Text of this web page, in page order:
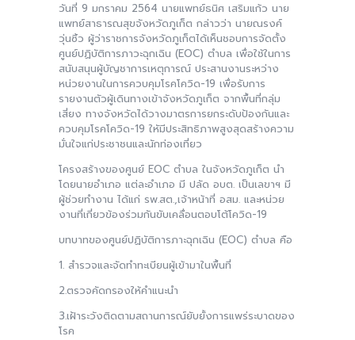
วันที่ 9 มกราคม 2564 นายแพทย์ธนิศ เสริมแก้ว นาย
แพทย์สาธารณสุขจังหวัดภูเก็ต กล่าวว่า นายณรงค์
วุ่นซิ้ว ผู้ว่าราชการจังหวัดภูเก็ตได้เห็นชอบการจัดตั้ง
ศูนย์ปฏิบัติการภาวะฉุกเฉิน (EOC) ตำบล เพื่อใช้ในการ
สนับสนุนผู้บัญชาการเหตุการณ์ ประสานงานระหว่าง
หน่วยงานในการควบคุมโรคโควิด-19 เพื่อรับการ
รายงานตัวผู้เดินทางเข้าจังหวัดภูเก็ต จากพื้นที่กลุ่ม
เสี่ยง ทางจังหวัดได้วางมาตรการยกระดับป้องกันและ
ควบคุมโรคโควิด-19 ใหัมีประสิทธิภาพสูงสุดสร้างความ
มั่นใจแก่ประชาชนและนักท่องเที่ยว
โครงสร้างของศูนย์ EOC ตำบล ในจังหวัดภูเก็ต นำ
โดยนายอำเภอ แต่ละอำเภอ มี ปลัด อบต. เป็นเลขาฯ มี
ผู้ช่วยทำงาน ได้แก่ รพ.สต.,เจ้าหน้าที่ อสม. และหน่วย
งานที่เกี่ยวข้องร่วมกันขับเคลื่อนตอบโต้โควิด-19
บทบาทของศูนย์ปฏิบัติการภาะฉุกเฉิน (EOC) ตำบล คือ
1. สำรวจและจัดทำทะเบียนผู้เข้ามาในพื้นที่
2.ตรวจคัดกรองให้คำแนะนำ
3.เฝ้าระวังติดตามสถานการณ์ยับยั้งการแพร่ระบาดของ
โรค